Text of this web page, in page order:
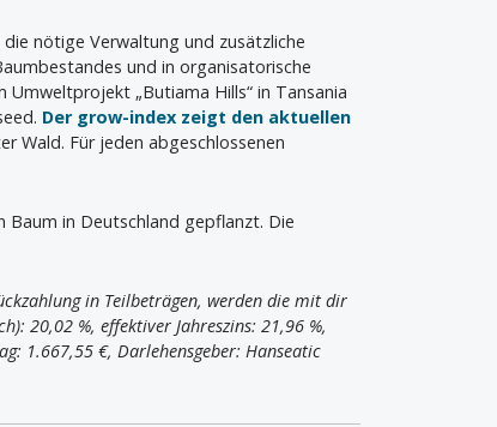
nötige Verwaltung und zusätzliche
und in organisatorische
„Butiama Hills“ in Tansania
Der grow-index zeigt den aktuellen
Wald. Für jeden abgeschlossenen
Baum in Deutschland gepflanzt. Die
in Teilbeträgen, werden die mit dir
20,02 %, effektiver Jahreszins: 21,96 %,
1.667,55 €, Darlehensgeber: Hanseatic